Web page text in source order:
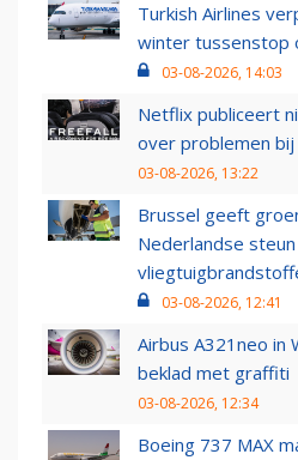
Turkish Airlines
winter tussenstop
03-08-2026, 14:03
Netflix publiceert
over problemen bij
03-08-2026, 13:22
Brussel geeft
Nederlandse
03-08-2026, 12:41
Airbus A321neo in
beklad met graffiti
03-08-2026, 12:34
Boeing 737 MAX